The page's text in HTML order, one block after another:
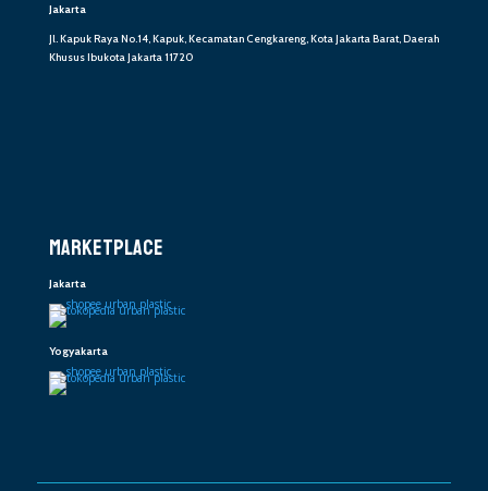
Jakarta
Jl. Kapuk Raya No.14, Kapuk, Kecamatan Cengkareng, Kota Jakarta Barat, Daerah
Khusus Ibukota Jakarta 11720
MARKETPLACE
Jakarta
Yogyakarta